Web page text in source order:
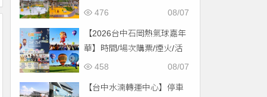
場/交通一次看！
08/07
476
【2026台中石岡熱氣球嘉年
華】時間/場次購票/煙火/活
動/交通，土牛運動公園登08/07
458
【台中水湳轉運中心】停車